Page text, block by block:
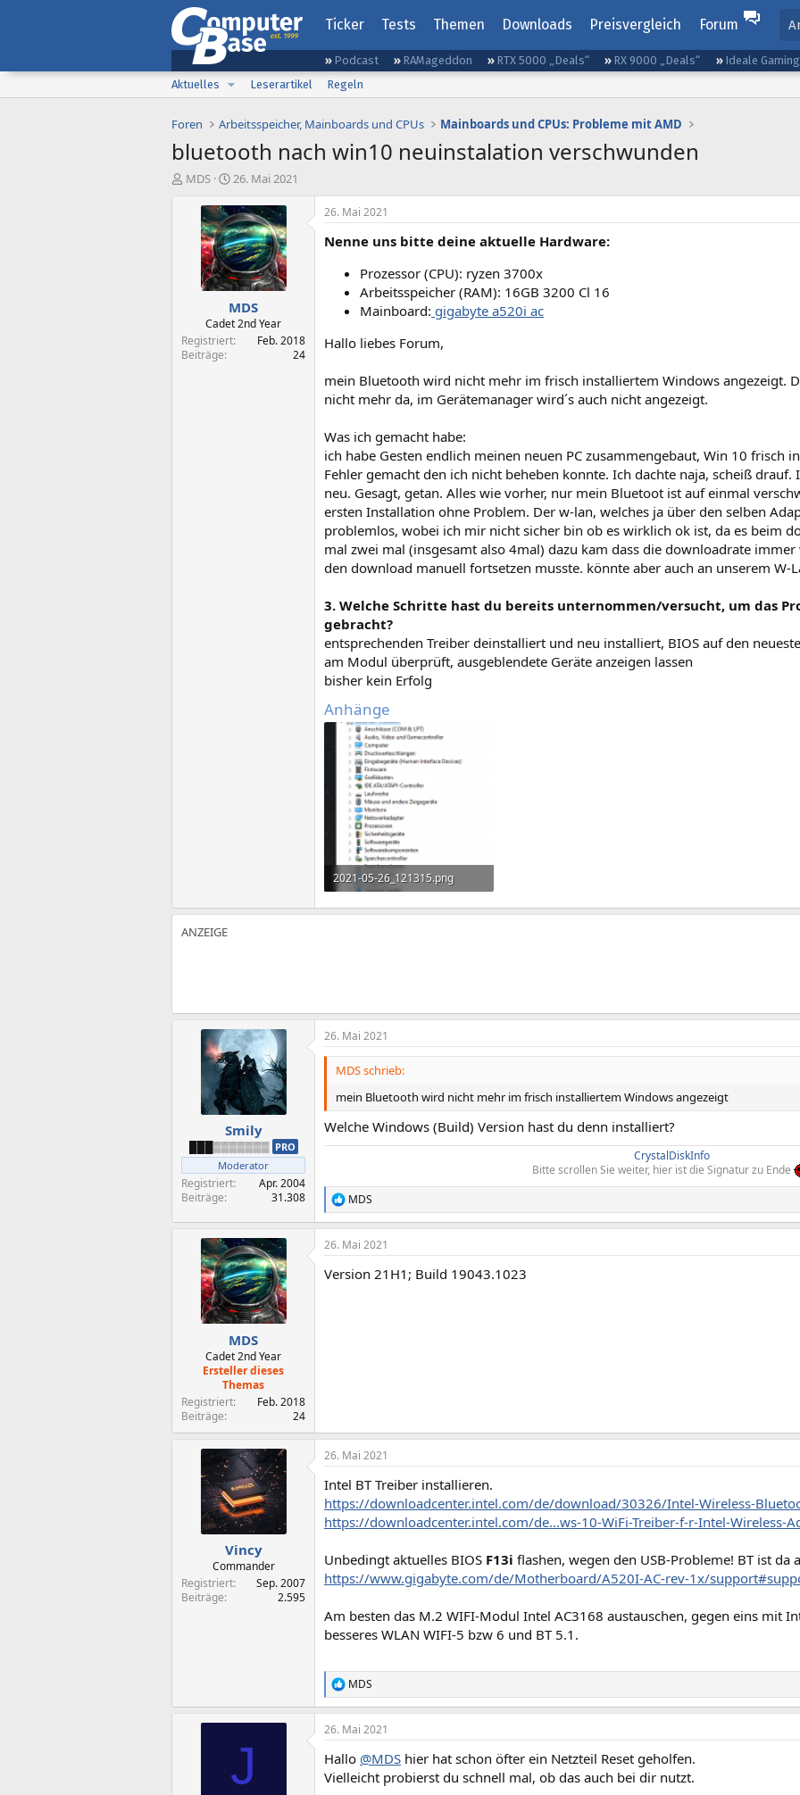
Ticker Tests Themen Downloads Preisvergleich Forum
Podcast RAMageddon RTX 5000 „Deals“ RX 9000 „Deals“
Ideale
Aktuelles
Leserartikel Regeln
Foren Arbeitsspeicher, Mainboards und CPUs Mainboards und CPUs: Probleme mit AMD
bluetooth nach win10 neuinstalation verschwunden
E
MDS
E
s
t
e
l
l
t
a
m
26. Mai 2021
MDS
Cadet 2nd Year
Registriert
Feb. 2018
Beiträge
24
26. Mai 2021
Nenne uns bitte deine aktuelle Hardware:
Prozessor (CPU): ryzen 3700x
Arbeitsspeicher (RAM): 16GB 3200 Cl 16
Mainboard: gigabyte a520i ac
Hallo liebes Forum,
mein Bluetooth wird nicht mehr im frisch installiertem Windows angezeigt.
nicht mehr da, im Gerätemanager wird´s auch nicht angezeigt.
Was ich gemacht habe:
ich habe Gesten endlich meinen neuen PC zusammengebaut, Win 10 frisch
Fehler gemacht den ich nicht beheben konnte. Ich dachte naja, scheiß
neu. Gesagt, getan. Alles wie vorher, nur mein Bluetoot ist auf einmal
ersten Installation ohne Problem. Der w-lan, welches ja über den selben
problemlos, wobei ich mir nicht sicher bin ob es wirklich ok ist, da es beim
mal zwei mal (insgesamt also 4mal) dazu kam dass die downloadrate
den download manuell fortsetzen musste. könnte aber auch an unserem W-
3. Welche Schritte hast du bereits unternommen/versucht, um das
gebracht?
entsprechenden Treiber deinstalliert und neu installiert, BIOS auf den
am Modul überprüft, ausgeblendete Geräte anzeigen lassen
bisher kein Erfolg
Anhänge
2021-05-26_121315.png
58,9 KB · Aufrufe: 343
Smily
███▒▒▒▒▒▒▒ PRO
Moderator
Registriert
Apr. 2004
Beiträge
31.308
26. Mai 2021
MDS schrieb:
mein Bluetooth wird nicht mehr im frisch installiertem Windows angezeigt
Welche Windows (Build) Version hast du denn installiert?
CrystalDiskInfo
Bitte scrollen Sie weiter, hier ist die Signatur zu Ende
R
e
a
k
i
MDS
MDS
Cadet 2nd Year
Ersteller dieses
Themas
Registriert
Feb. 2018
Beiträge
24
26. Mai 2021
Version 21H1; Build 19043.1023
Vincy
Commander
Registriert
Sep. 2007
Beiträge
2.595
26. Mai 2021
Intel BT Treiber installieren.
https://downloadcenter.intel.com/de/download/30326/Intel-Wireless-
https://downloadcenter.intel.com/de...ws-10-WiFi-Treiber-f-r-Intel-Wireless-
Unbedingt aktuelles BIOS F13i flashen, wegen den USB-Probleme! BT ist da
https://www.gigabyte.com/de/Motherboard/A520I-AC-rev-1x/
Am besten das M.2 WIFI-Modul Intel AC3168 austauschen, gegen eins mit
besseres WLAN WIFI-5 bzw 6 und BT 5.1.
R
e
a
k
i
o
MDS
J
26. Mai 2021
Hallo @MDS hier hat schon öfter ein Netzteil Reset geholfen.
Vielleicht probierst du schnell mal, ob das auch bei dir nutzt.